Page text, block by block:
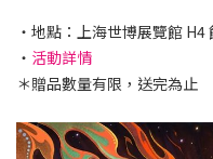
・地點：上海世博展覽館 H4
・ 活動詳情
＊贈品數量有限，送完為止